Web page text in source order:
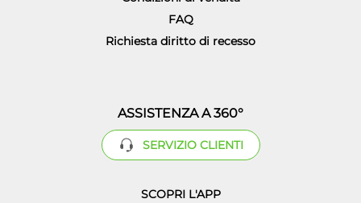
FAQ
Richiesta diritto di recesso
ASSISTENZA A 360°
SERVIZIO CLIENTI
SCOPRI L'APP